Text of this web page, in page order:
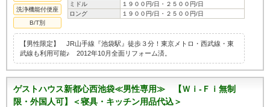
洗浄機能付便座
B/T別
ミドル
１９００円/日・２５００円/日
ロング
１９００円/日・２５００円/日
【男性限定】 JR山手線『池袋駅』徒歩３分！東京メトロ・西武線・東
武線も利用可能♪ 2012年10月全面リフォーム済。
ゲストハウス新都心西池袋≪男性専用≫ 【Ｗｉ-Ｆｉ無制
限・外国人可】＜寝具・キッチン用品代込＞